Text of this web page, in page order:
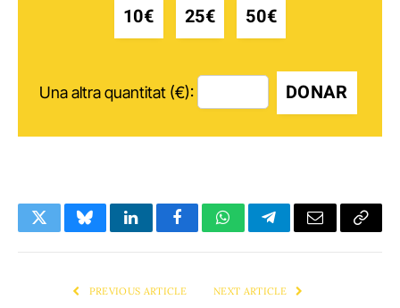
10€ 25€ 50€
Una altra quantitat (€): DONAR
TwitterBlueskyLinkedInFacebookWhatsAppTelegramEmail Copy
PREVIOUS ARTICLE NEXT ARTICLE